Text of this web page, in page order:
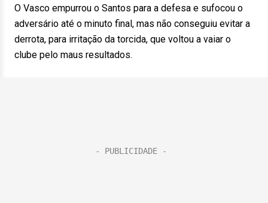
O Vasco empurrou o Santos para a defesa e sufocou o
adversário até o minuto final, mas não conseguiu evitar a
derrota, para irritação da torcida, que voltou a vaiar o
clube pelo maus resultados.